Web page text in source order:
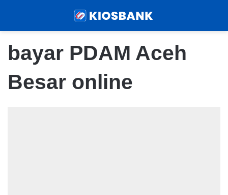
bayar PDAM Aceh
Besar online